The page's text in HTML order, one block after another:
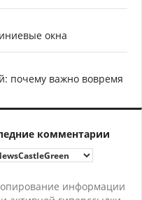
окна
почему важно вовремя
комментарии
информации